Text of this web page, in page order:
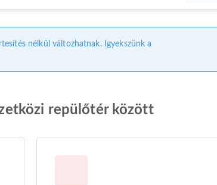
nélkül változhatnak. Igyekszünk a
repülőtér között